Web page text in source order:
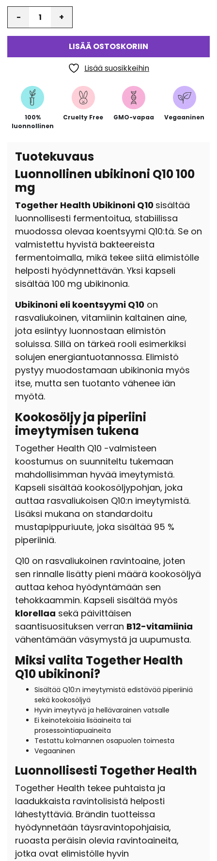
LISÄÄ OSTOSKORIIN
Lisää suosikkeihin
100%
luonnollinen
Cruelty Free GMO-vapaa Vegaaninen
Tuotekuvaus
Luonnollinen ubikinoni Q10 100
mg
Together Health Ubikinoni Q10 sisältää
luonnollisesti fermentoitua, stabiilissa
muodossa olevaa koentsyymi Q10:tä. Se on
valmistettu hyvistä bakteereista
fermentoimalla, mikä tekee siitä elimistölle
helposti hyödynnettävän. Yksi kapseli
sisältää 100 mg ubikinonia.
Ubikinoni eli koentsyymi Q10 on
rasvaliukoinen, vitamiinin kaltainen aine,
jota esiintyy luonnostaan elimistön
soluissa. Sillä on tärkeä rooli esimerkiksi
solujen energiantuotannossa. Elimistö
pystyy muodostamaan ubikinonia myös
itse, mutta sen tuotanto vähenee iän
myötä.
Kookosöljy ja piperiini
imeytymisen tukena
Together Health Q10 -valmisteen
koostumus on suunniteltu tukemaan
mahdollisimman hyvää imeytymistä.
Kapseli sisältää kookosöljypohjan, joka
auttaa rasvaliukoisen Q10:n imeytymistä.
Lisäksi mukana on standardoitu
mustapippuriuute, joka sisältää 95 %
piperiiniä.
Q10 on rasvaliukoinen ravintoaine, joten
sen rinnalle lisätty pieni määrä kookosöljyä
auttaa kehoa hyödyntämään sen
tehokkaammin. Kapseli sisältää myös
klorellaa sekä päivittäisen
saantisuosituksen verran B12-vitamiinia
vähentämään väsymystä ja uupumusta.
Miksi valita Together Health
Q10 ubikinoni?
Sisältää Q10:n imeytymistä edistävää piperiiniä
sekä kookosöljyä
Hyvin imeytyvä ja hellävarainen vatsalle
Ei keinotekoisia lisäaineita tai
prosessointiapuaineita
Testattu kolmannen osapuolen toimesta
Vegaaninen
Luonnollisesti Together Health
Together Health tekee puhtaista ja
laadukkaista ravintolisistä helposti
lähestyttäviä. Brändin tuotteissa
hyödynnetään täysravintopohjaisia,
ruoasta peräisin olevia ravintoaineita,
jotka ovat elimistölle hyvin